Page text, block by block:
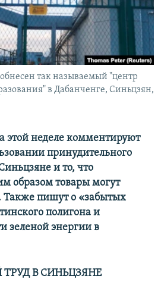
так называемый "центр
в Дабанченге, Синьцзян,
этой неделе комментируют
принудительного
и то, что
образом товары могут
Также пишут о «забытых
полигона и
зеленой энергии в
В СИНЬЦЗЯНЕ